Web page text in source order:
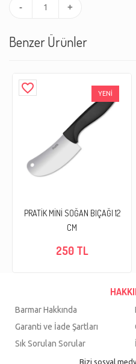
- +
Benzer Ürünler
favorite_border YENİ
PRATİK MİNİ SOĞAN BIÇAĞI 12
CM
250 TL
Barmar Hakkında
Garanti ve İade Şartları
Sık Sorulan Sorular
Bizi sosyal